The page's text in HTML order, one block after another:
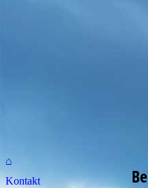
⌂
Kontakt